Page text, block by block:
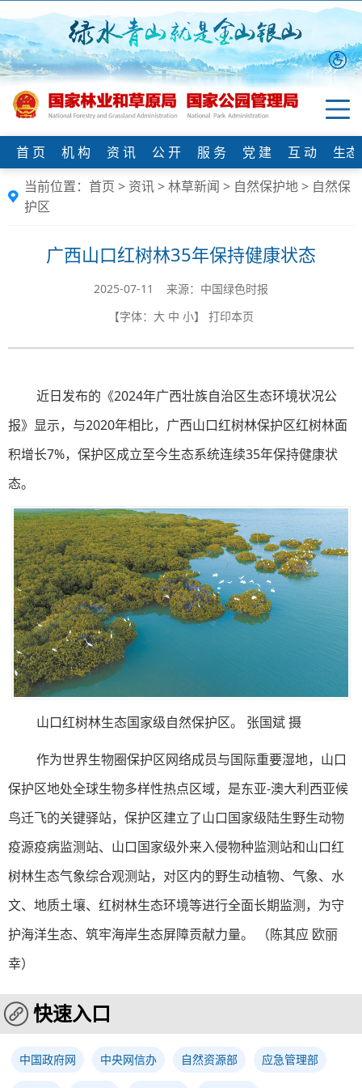
首 页 机 构 资 讯 公 开 服 务 党 建 互 动
生
当前位置： 首页 > 资讯>林草新闻 > 自然保护地> 自然保
护区
广西山口红树林35年保持健康状态
2025-07-11 来源：中国绿色时报
【字体： 大 中 小】 打印本页
近日发布的《2024年广西壮族自治区生态环境状况公
报》显示，与2020年相比，广西山口红树林保护区红树林面
积增长7%，保护区成立至今生态系统连续35年保持健康状
态。
山口红树林生态国家级自然保护区。 张国斌 摄
作为世界生物圈保护区网络成员与国际重要湿地，山口
保护区地处全球生物多样性热点区域，是东亚-澳大利西亚候
鸟迁飞的关键驿站，保护区建立了山口国家级陆生野生动物
疫源疫病监测站、山口国家级外来入侵物种监测站和山口红
树林生态气象综合观测站，对区内的野生动植物、气象、水
文、地质土壤、红树林生态环境等进行全面长期监测，为守
护海洋生态、筑牢海岸生态屏障贡献力量。 （陈其应 欧丽
幸）
快速入口
中国政府网 中央网信办 自然资源部 应急管理部